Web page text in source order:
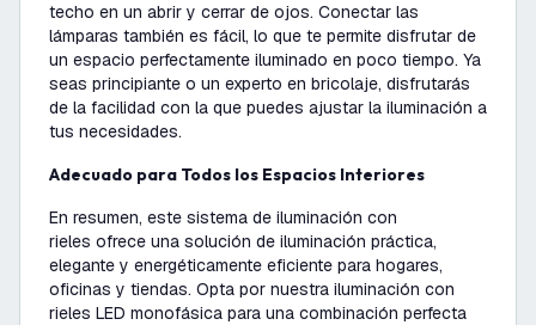
techo en un abrir y cerrar de ojos. Conectar las
lámparas también es fácil, lo que te permite disfrutar de
un espacio perfectamente iluminado en poco tiempo. Ya
seas principiante o un experto en bricolaje, disfrutarás
de la facilidad con la que puedes ajustar la iluminación a
tus necesidades.
Adecuado para Todos los Espacios Interiores
En resumen, este sistema de iluminación con
rieles ofrece una solución de iluminación práctica,
elegante y energéticamente eficiente para hogares,
oficinas y tiendas. Opta por nuestra iluminación con
rieles LED monofásica para una combinación perfecta